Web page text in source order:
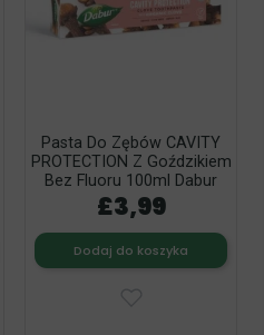
Pasta Do Zębów CAVITY
PROTECTION Z Goździkiem
Bez Fluoru 100ml Dabur
£3,99
Dodaj do koszyka